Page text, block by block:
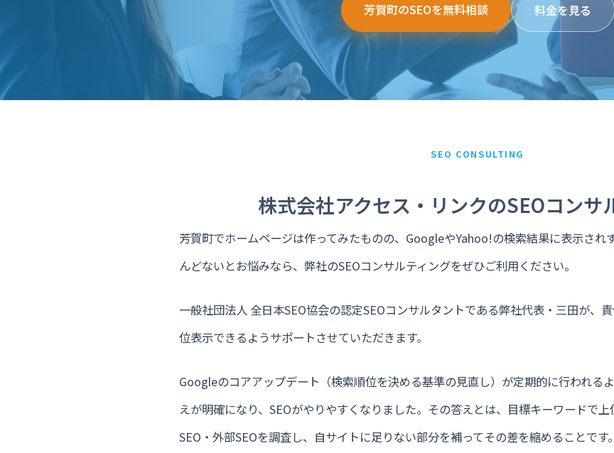
芳賀町のSEOを無料相談 料金を見る
SEO CONSULTING
株式会社アクセス・リンクのSEOコンサ
芳賀町でホームページは作ってみたものの、GoogleやYahoo!の検索結果に表示され
んどないとお悩みなら、弊社のSEOコンサルティングをぜひご利用ください。
一般社団法人 全日本SEO協会の認定SEOコンサルタントである弊社代表・三田が、
位表示できるようサポートさせていただきます。
Googleのコアアップデート（検索順位を決める基準の見直し）が定期的に行われる
えが明確になり、SEOがやりやすくなりました。その答えとは、目標キーワードで
SEO・外部SEOを調査し、自サイトに足りない部分を補ってその差を縮めることです。